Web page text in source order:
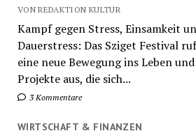
VON REDAKTION KULTUR
Kampf gegen Stress, Einsamkeit
Dauerstress: Das Sziget Festival
eine neue Bewegung ins Leben
Projekte aus, die sich...
3 Kommentare
WIRTSCHAFT & FINANZEN